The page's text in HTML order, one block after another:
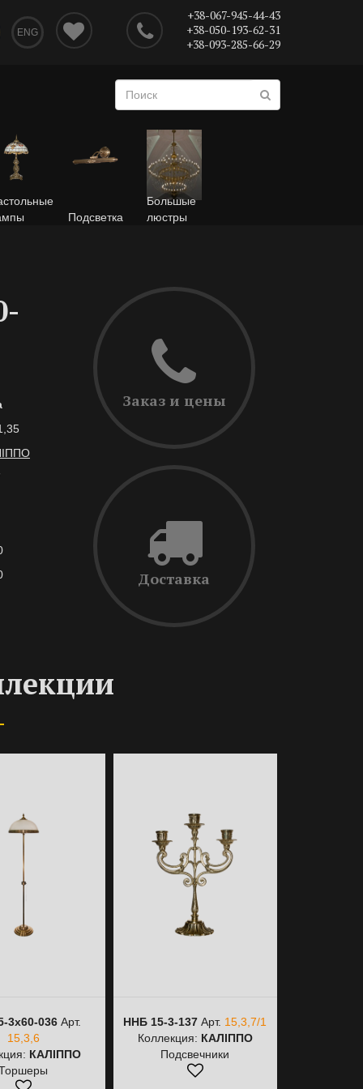
ENG
+38-067-945-44-43
+38-050-193-62-31
+38-093-285-66-29
Подсветка
Большые
люстры
Заказ и цены
Доставка
3х60-036Арт.
15,3,6
КАЛІППО
ННБ 15-3-137 Арт. 15,3,7/1
Коллекция: КАЛІППО
Подсвечники